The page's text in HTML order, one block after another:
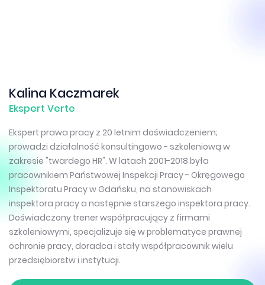
Kalina Kaczmarek
Ekspert Verte
Ekspert prawa pracy z 20 letnim doświadczeniem;
prowadzi działalność konsultingowo - szkoleniową w
zakresie "twardego HR". W latach 2001-2018 była
pracownikiem Państwowej Inspekcji Pracy - Okręgowego
Inspektoratu Pracy w Gdańsku, na stanowiskach
inspektora pracy a następnie starszego inspektora pracy.
Doświadczony trener współpracujący z firmami
szkoleniowymi, specjalizuje się w problematyce prawnej
ochronie pracy, doradca i stały współpracownik wielu
przedsiębiorstw i instytucji.